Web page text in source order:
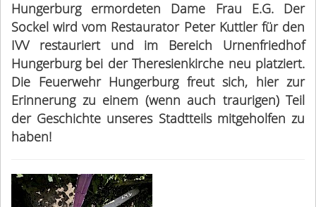
Hungerburg ermordeten Dame Frau E.G. Der
Sockel wird vom Restaurator Peter Kuttler für den
IVV restauriert und im Bereich Urnenfriedhof
Hungerburg bei der Theresienkirche neu platziert.
Die Feuerwehr Hungerburg freut sich, hier zur
Erinnerung zu einem (wenn auch traurigen) Teil
der Geschichte unseres Stadtteils mitgeholfen zu
haben!